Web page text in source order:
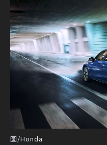
圖/Honda